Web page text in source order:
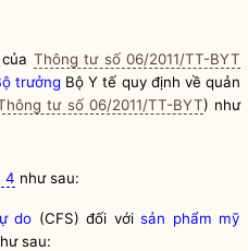
Thông tư số 06/2011/TT-BYT
trưởng Bộ Y tế quy định về quản
tư số 06/2011/TT-BYT) như
4 như sau:
do (CFS) đối vớisản phẩm mỹ
sau: